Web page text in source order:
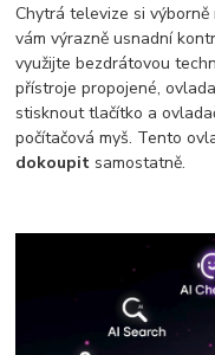
Chytrá televize si výborně
vám výrazně usnadní
využijte bezdrátovou
přístroje propojené,
stisknout tlačítko a
počítačová myš. Tento
dokoupit samostatně.